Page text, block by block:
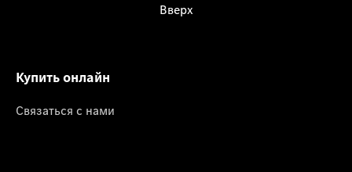
Вверх
Купить онлайн
Связаться с нами